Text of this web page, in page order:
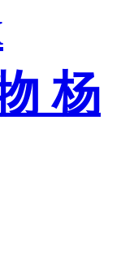
杨